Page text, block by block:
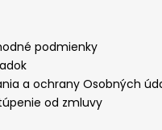
podmienky
a ochrany Osobných
od zmluvy